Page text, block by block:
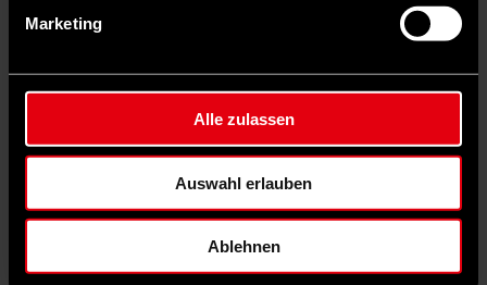
Marketing
Alle zulassen
Auswahl erlauben
Ablehnen